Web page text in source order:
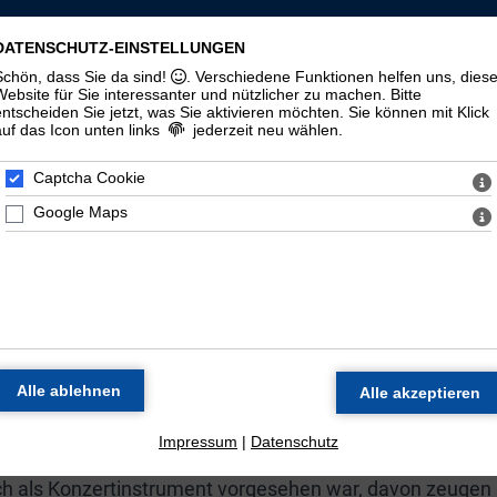
ST. MAURITIUS ZU HALLE
Veranstaltungen Materialien Halloren
Geschichte
ORGEL DER
Wilhelm Sauer in Frankfurt (Oder) als Opus 1307
Orgelbaus dar.
Günther Ramin galt das Instrument
Neben dem Einsatz des Instruments in den
statt.
als Konzertinstrument vorgesehen war, davon zeugen
EINSTELLUNGEN
dass Sie da sind!
. Verschiedene Funktionen helfen uns, diese
für Sie interessanter und nützlicher zu machen.
Bitte
Sie jetzt, was Sie aktivieren möchten. Sie können mit Klick
das Icon unten links
jederzeit neu wählen.
Captcha Cookie
Google Maps
Impressum | Datenschutz